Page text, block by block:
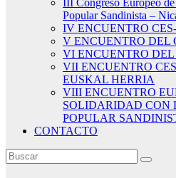
III Congreso Europeo
Popular Sandinista –
IV ENCUENTRO
V ENCUENTRO DEL
VI ENCUENTRO
VII ENCUENTRO
EUSKAL HERRIA
VIII ENCUENTRO
SOLIDARIDAD CON
POPULAR
CONTACTO